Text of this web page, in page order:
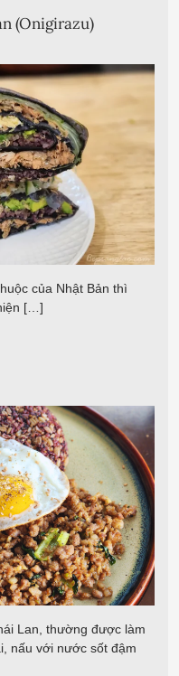
(Onigirazu)
của Nhật Bản thì
[…]
Lan, thường được làm
nấu với nước sốt đậm